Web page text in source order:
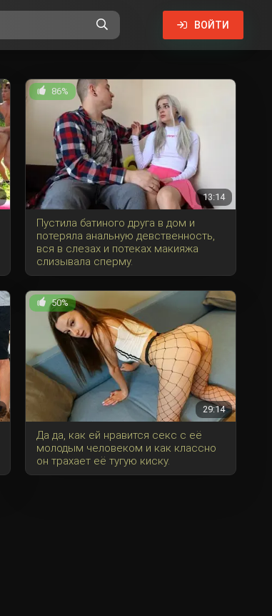
ВОЙТИ
86%
13:14
Пустила батиного друга в дом и
потеряла анальную девственность,
вся в слезах и потеках макияжа
слизывала сперму.
50%
29:14
Да да, как ей нравится секс с её
молодым человеком и как классно
он трахает её тугую киску.